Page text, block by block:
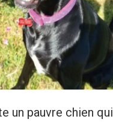
un pauvre chien qui